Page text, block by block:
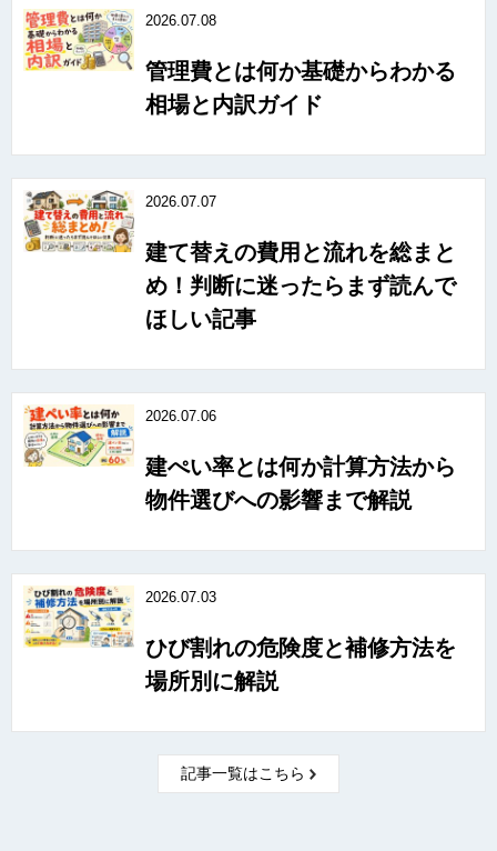
2026.07.08
管理費とは何か基礎からわかる
相場と内訳ガイド
2026.07.07
建て替えの費用と流れを総まと
め！判断に迷ったらまず読んで
ほしい記事
2026.07.06
建ぺい率とは何か計算方法から
物件選びへの影響まで解説
2026.07.03
ひび割れの危険度と補修方法を
場所別に解説
記事一覧はこちら